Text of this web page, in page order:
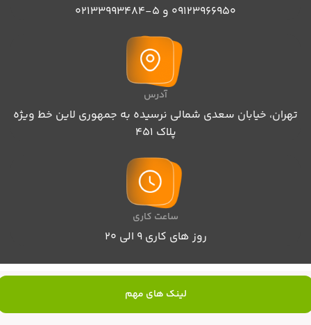
09123966950 و 5-02133993484
آدرس
تهران،‌ خیابان سعدی شمالی نرسیده به جمهوری لاین خط ویژه
پلاک ۴۵۱
ساعت کاری
روز های کاری 9 الی 20
لینک های مهم